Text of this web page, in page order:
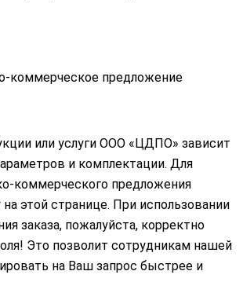
коммерческое предложение
или услуги ООО «ЦДПО» зависит
и комплектации. Для
коммерческого предложения
этой странице. При использовании
заказа, пожалуйста, корректно
Это позволит сотрудникам нашей
на Ваш запрос быстрее и